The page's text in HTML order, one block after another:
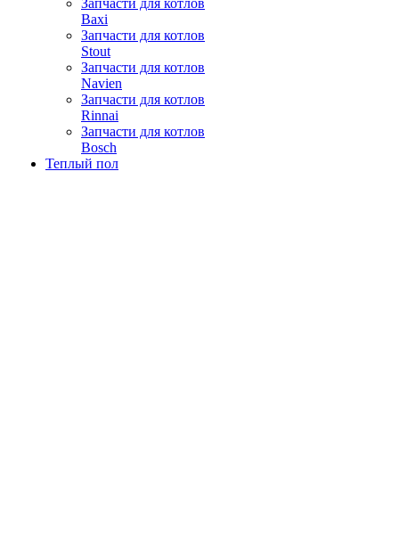
Запчасти для котлов
Baxi
Запчасти для котлов
Stout
Запчасти для котлов
Navien
Запчасти для котлов
Rinnai
Запчасти для котлов
Bosch
Теплый пол